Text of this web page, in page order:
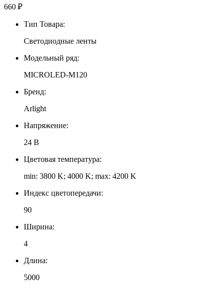
660 ₽
Тип Товара:
Светодиодные ленты
Модельный ряд:
MICROLED-M120
Бренд:
Arlight
Напряжение:
24 В
Цветовая температура:
min: 3800 K; 4000 K; max: 4200 K
Индекс цветопередачи:
90
Ширина:
4
Длина:
5000